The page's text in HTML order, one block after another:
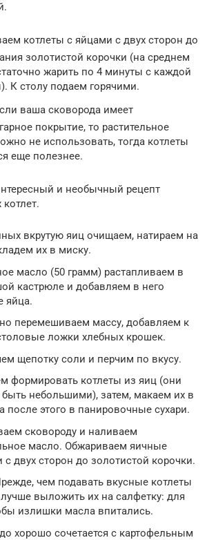
котлеты с яйцами с двух сторон до
золотистой корочки (на среднем
жарить по 4 минуты с каждой
К столу подаем горячими.
ваша сковорода имеет
покрытие, то растительное
не использовать, тогда котлеты
еще полезнее.
и необычный рецепт
вкрутую яиц очищаем, натираем на
их в миску.
масло (50 грамм) растапливаем в
кастрюле и добавляем в него
яйца.
перемешиваем массу, добавляем к
ложки хлебных крошек.
щепотку соли и перчим по вкусу.
формировать котлеты из яиц (они
небольшими), затем, макаем их в
после этого в панировочные сухари.
сковороду и наливаем
масло. Обжариваем яичные
с двух сторон до золотистой корочки.
чем подавать вкусные котлеты
лучше выложить их на салфетку: для
излишки масла впитались.
хорошо сочетается с картофельным